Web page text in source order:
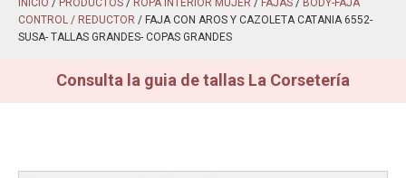
INICIO / PRODUCTOS / ROPA INTERIOR MUJER / FAJAS / BODY-FAJA
CONTROL / REDUCTOR / FAJA CON AROS Y CAZOLETA CATANIA 6552-
SUSA- TALLAS GRANDES- COPAS GRANDES
Consulta la guia de tallas La Corsetería